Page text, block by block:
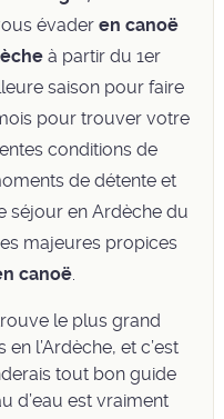
évaderen canoë
à partir du 1er
saison pour faire
pour trouver votre
conditions de
de détente et
séjour en Ardèche du
majeures propices
canoë.
le plus grand
l’Ardèche, et c’est
tout bonguide
d’eau est vraiment